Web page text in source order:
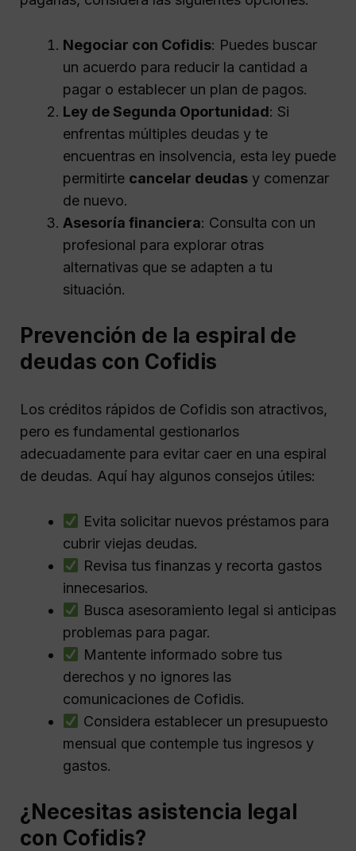
Negociar con Cofidis: Puedes buscar
un acuerdo para reducir la cantidad a
pagar o establecer un plan de pagos.
Ley de Segunda Oportunidad: Si
enfrentas múltiples deudas y te
encuentras en insolvencia, esta ley puede
permitirte cancelar deudas y comenzar
de nuevo.
Asesoría financiera: Consulta con un
profesional para explorar otras
alternativas que se adapten a tu
situación.
Prevención de la espiral de
deudas con Cofidis
Los créditos rápidos de Cofidis son atractivos,
pero es fundamental gestionarlos
adecuadamente para evitar caer en una espiral
de deudas. Aquí hay algunos consejos útiles:
Evita solicitar nuevos préstamos para
cubrir viejas deudas.
Revisa tus finanzas y recorta gastos
innecesarios.
Busca asesoramiento legal si anticipas
problemas para pagar.
Mantente informado sobre tus
derechos y no ignores las
comunicaciones de Cofidis.
Considera establecer un presupuesto
mensual que contemple tus ingresos y
gastos.
¿Necesitas asistencia legal
con Cofidis?